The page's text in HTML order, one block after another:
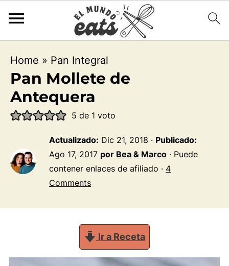
Home » Pan Integral
Pan Mollete de
Antequera
5 de 1 voto
Actualizado: Dic 21, 2018 · Publicado:
Ago 17, 2017 por Bea & Marco · Puede
contener enlaces de afiliado · 4
Comments
Ir a Receta